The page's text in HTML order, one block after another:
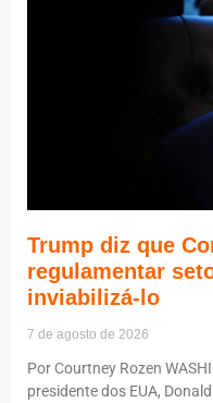
Trump diz que
regulamentar
inviabilizá-lo
7 de agosto de 2026
Por Courtney Rozen
presidente dos EUA,